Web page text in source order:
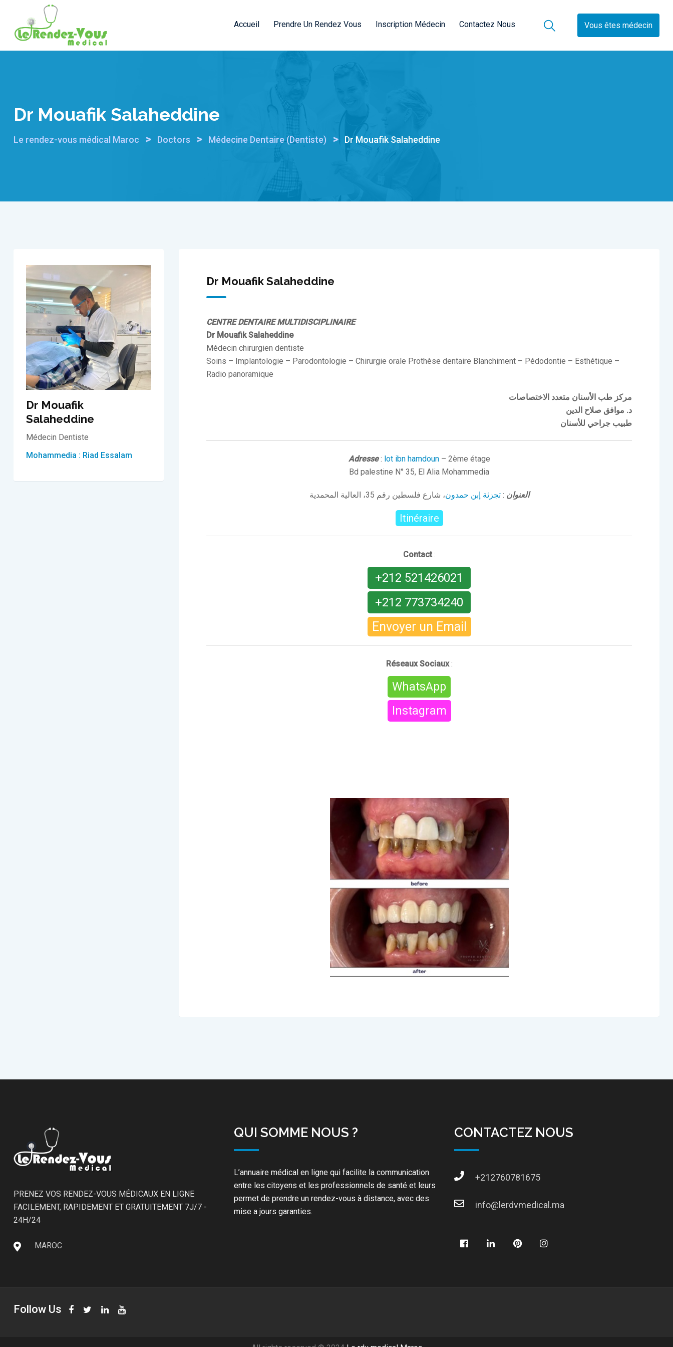
content
Accueil Prendre Un Rendez Vous Inscription Médecin Contactez Nous Vous êtes médecin
Dr Mouafik Salaheddine
Le rendez-vous médical Maroc > Doctors > Médecine Dentaire (Dentiste) > Dr Mouafik Salaheddine
Dr Mouafik Salaheddine
CENTRE DENTAIRE MULTIDISCIPLINAIRE
Dr Mouafik Salaheddine
Médecin chirurgien dentiste
Soins – Implantologie – Parodontologie – Chirurgie orale Prothèse dentaire Blanchiment – Pédodontie – Esthétique –
Radio panoramique
مركز طب الأسنان متعدد الاختصاصات
د. موافق صلاح الدين
طبيب جراحي للأسنان
Adresse: lot ibn hamdoun– 2ème étage
Bd palestine N° 35, El Alia Mohammedia
العنوان :تجزئة إبن حمدون، شارع فلسطين رقم 35، العالية المحمدية
Itinéraire
Contact:
+212 521426021
+212 773734240
Envoyer un Email
Réseaux Sociaux:
WhatsApp
Instagram
Dr Mouafik
Salaheddine
Médecin Dentiste
Mohammedia : Riad Essalam
PRENEZ VOS RENDEZ-VOUS MÉDICAUX EN LIGNE
FACILEMENT, RAPIDEMENT ET GRATUITEMENT 7J/7 -
24H/24
MAROC
QUI SOMME NOUS ?
L’annuaire médical en ligne qui facilite la communication
entre les citoyens et les professionnels de santé et leurs
permet de prendre un rendez-vous à distance, avec des
mise a jours garanties.
CONTACTEZ NOUS
+212760781675
info@lerdvmedical.ma
Follow Us